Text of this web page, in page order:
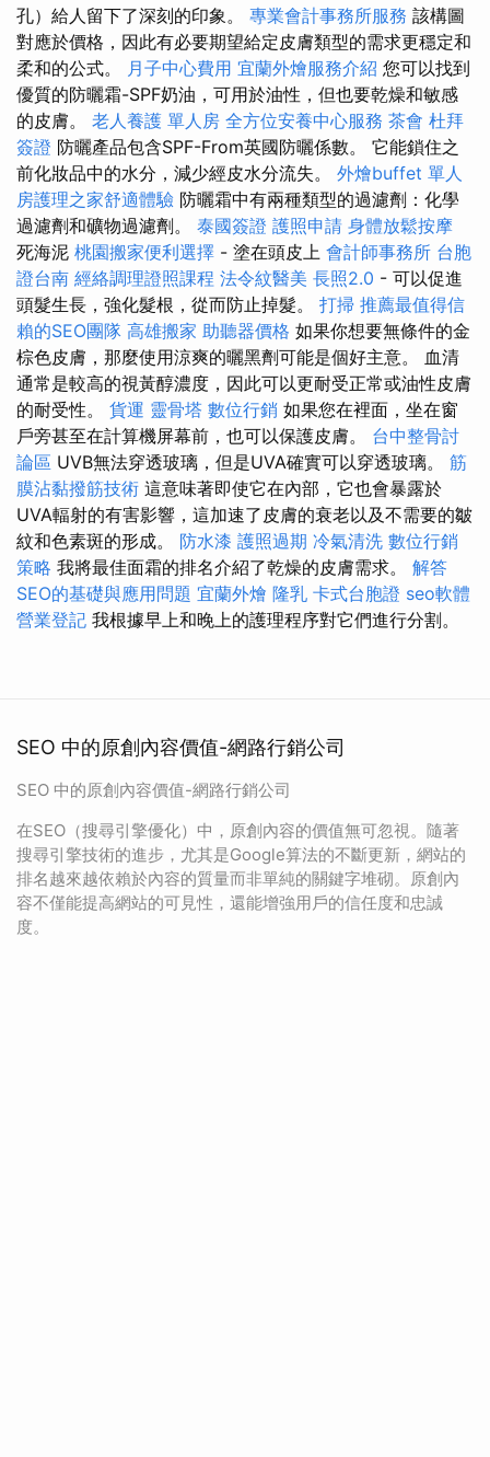
孔）給人留下了深刻的印象。 專業會計事務所服務 該構圖
對應於價格，因此有必要期望給定皮膚類型的需求更穩定和
柔和的公式。
月子中心費用 宜蘭外燴服務介紹 您可以找到
優質的防曬霜-SPF奶油，可用於油性，但也要乾燥和敏感
的皮膚。 老人養護 單人房 全方位安養中心服務 茶會 杜拜
簽證 防曬產品包含SPF-From英國防曬係數。 它能鎖住之
前化妝品中的水分，減少經皮水分流失。 外燴buffet 單人
房護理之家舒適體驗 防曬霜中有兩種類型的過濾劑：化學
過濾劑和礦物過濾劑。 泰國簽證 護照申請 身體放鬆按摩
死海泥 桃園搬家便利選擇 - 塗在頭皮上 會計師事務所 台胞
證台南 經絡調理證照課程 法令紋醫美 長照2.0 - 可以促進
頭髮生長，強化髮根，從而防止掉髮。 打掃 推薦最值得信
賴的SEO團隊 高雄搬家 助聽器價格 如果你想要無條件的金
棕色皮膚，那麼使用涼爽的曬黑劑可能是個好主意。 血清
通常是較高的視黃醇濃度，因此可以更耐受正常或油性皮膚
的耐受性。 貨運 靈骨塔 數位行銷 如果您在裡面，坐在窗
戶旁甚至在計算機屏幕前，也可以保護皮膚。 台中整骨討
論區 UVB無法穿透玻璃，但是UVA確實可以穿透玻璃。 筋
膜沾黏撥筋技術 這意味著即使它在內部，它也會暴露於
UVA輻射的有害影響，這加速了皮膚的衰老以及不需要的皺
紋和色素斑的形成。 防水漆 護照過期 冷氣清洗 數位行銷
策略 我將最佳面霜的排名介紹了乾燥的皮膚需求。 解答
SEO的基礎與應用問題 宜蘭外燴 隆乳 卡式台胞證 seo軟體
營業登記 我根據早上和晚上的護理程序對它們進行分割。
SEO 中的原創內容價值-網路行銷公司
SEO 中的原創內容價值-網路行銷公司
在SEO（搜尋引擎優化）中，原創內容的價值無可忽視。隨著
搜尋引擎技術的進步，尤其是Google算法的不斷更新，網站的
排名越來越依賴於內容的質量而非單純的關鍵字堆砌。原創內
容不僅能提高網站的可見性，還能增強用戶的信任度和忠誠
度。